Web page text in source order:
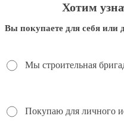
Хотим
Вы покупаете для себя или
Мы строительная
Покупаю для личного